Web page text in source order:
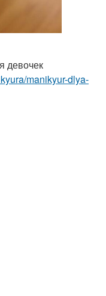
девочек
manikyur-dlya-